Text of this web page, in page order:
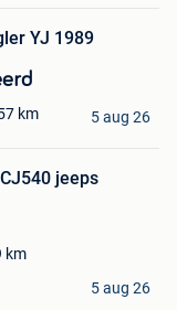
YJ 1989
km 5 aug 26
jeeps
km
5 aug 26